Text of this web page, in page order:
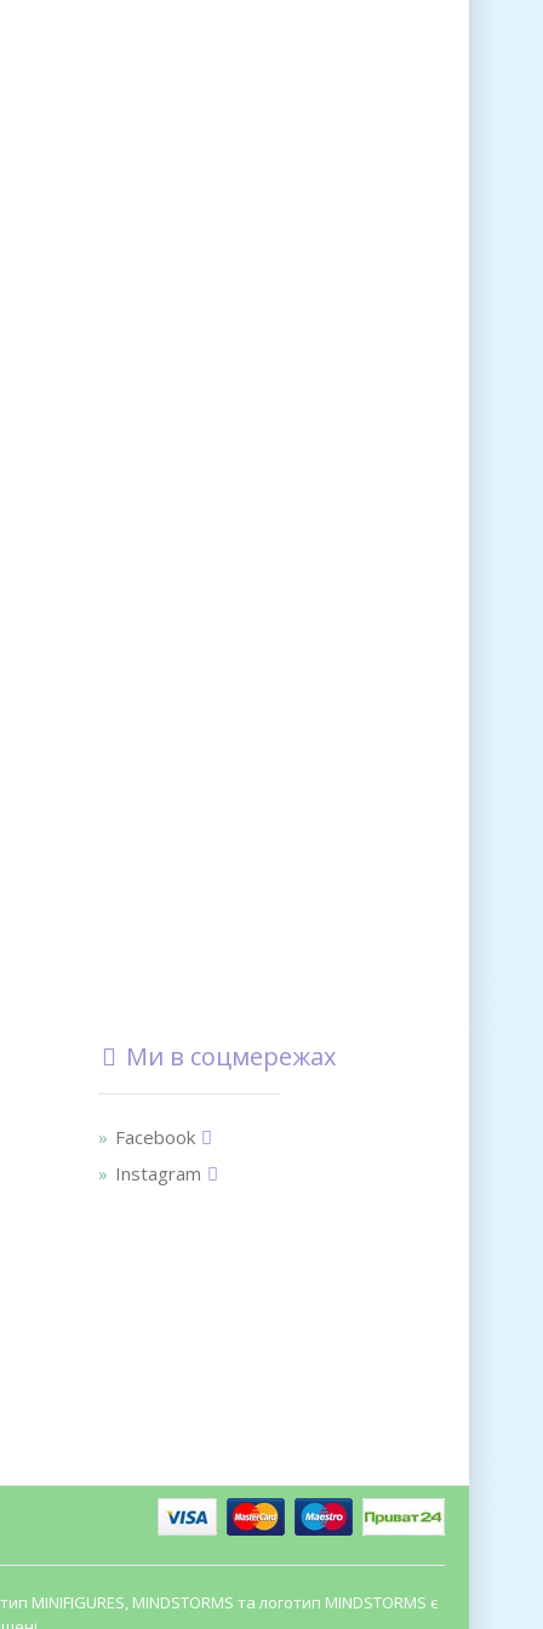
Ми в соцмережах
Facebook
Instagram
MINIFIGURES, MINDSTORMS та логотип MINDSTORMS є